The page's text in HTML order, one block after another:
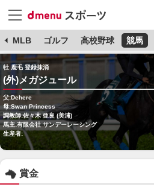
MLB ゴルフ 高校野球 競馬
牡 鹿毛 登録抹消
(外)メガジュール
父:Dehere
母:Swan Princess
調教師:佐々木 亜良 (美浦)
馬主:有限会社 サンデーレーシング
生産者:
賞金